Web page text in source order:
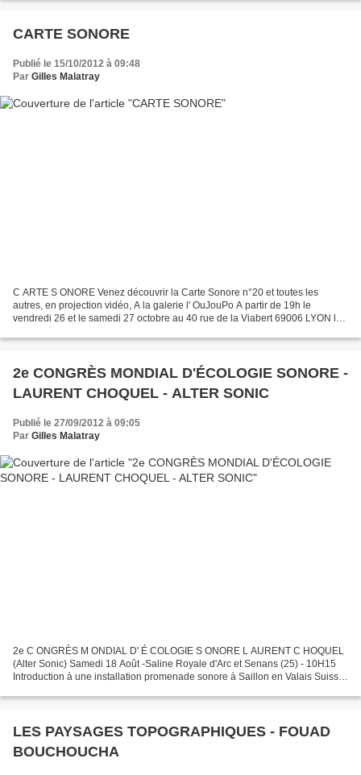
CARTE SONORE
Publié le 15/10/2012 à 09:48
Par Gilles Malatray
C ARTE S ONORE Venez découvrir la Carte Sonore n°20 et toutes les
autres, en projection vidéo, A la galerie l' OuJouPo A partir de 19h le
vendredi 26 et le samedi 27 octobre au 40 rue de la Viabert 69006 LYON la
2e CONGRÈS MONDIAL D'ÉCOLOGIE SONORE -
LAURENT CHOQUEL - ALTER SONIC
Publié le 27/09/2012 à 09:05
Par Gilles Malatray
2e C ONGRÈS M ONDIAL D' É COLOGIE S ONORE L AURENT C HOQUEL
(Alter Sonic) Samedi 18 Août -Saline Royale d'Arc et Senans (25) - 10H15
Introduction à une installation promenade sonore à Saillon en Valais Suisse
LES PAYSAGES TOPOGRAPHIQUES - FOUAD
BOUCHOUCHA